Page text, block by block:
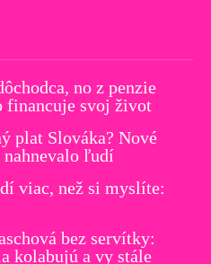
no z penzie
financuje svoj život
plat Slováka? Nové
nahnevalo ľudí
viac, než si myslíte:
bez servítky:
kolabujú a vy stále